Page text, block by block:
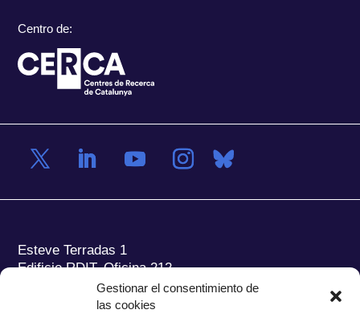
Gestionar el consentimiento de
las cookies
Centro de:
Esteve Terradas 1
Edificio RDIT, Oficina 212
Parc Mediterrani de la Tecnologia (PMT) Campus